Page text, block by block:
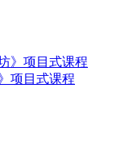
项目式课程